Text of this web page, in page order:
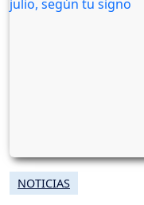
NOTICIAS